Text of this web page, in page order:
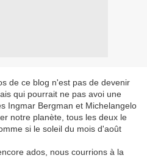
de ce blog n'est pas de devenir
qui pourrait ne pas avoi une
Ingmar Bergman et Michelangelo
notre planète, tous les deux le
si le soleil du mois d'août
ados, nous courrions à la